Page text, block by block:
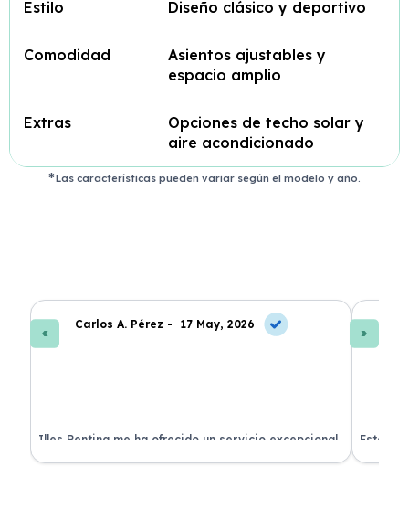
Estilo Diseño clásico y deportivo
Comodidad
Asientos ajustables y
espacio amplio
Extras
Opciones de techo solar y
aire acondicionado
Las características pueden variar según el modelo y año.
Carlos A. Pérez - 17 May, 2026
Illes Renting me ha ofrecido un servicio excepcional.
Su atención al cliente es muy buena y el coche llegó
Estoy
nuevo y